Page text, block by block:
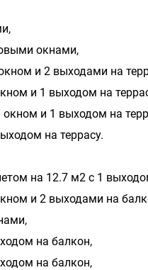
окнами,
и 2 выходами на
и 1 выходом на
и 1 выходом на
на террасу.
на 12.7 м2 с 1
и 2 выходами на
на балкон,
на балкон,